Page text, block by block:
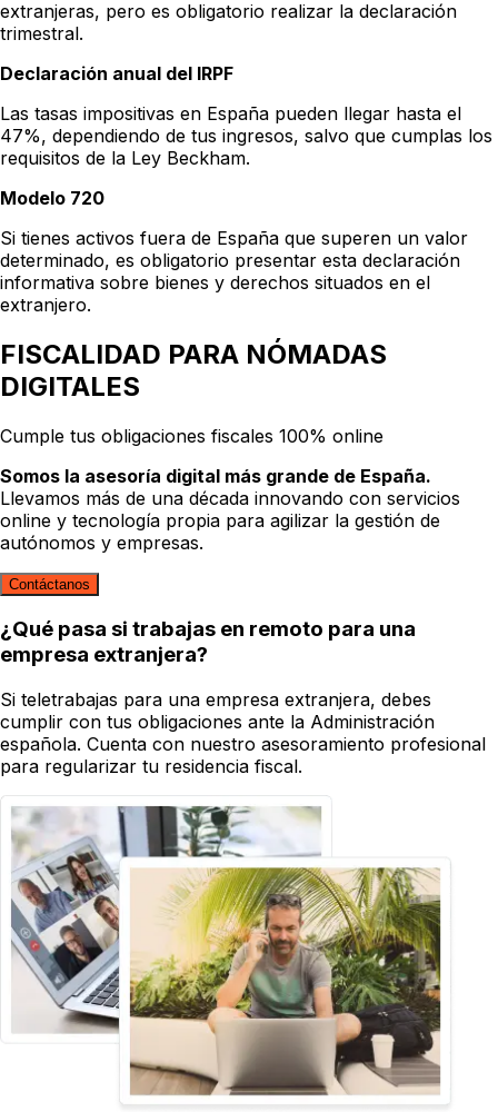
extranjeras, pero es obligatorio realizar la declaración
trimestral.
Declaración anual del IRPF
Las tasas impositivas en España pueden llegar hasta el
47%, dependiendo de tus ingresos, salvo que cumplas los
requisitos de la Ley Beckham.
Modelo 720
Si tienes activos fuera de España que superen un valor
determinado, es obligatorio presentar esta declaración
informativa sobre bienes y derechos situados en el
extranjero.
FISCALIDAD PARA NÓMADAS
DIGITALES
Cumple tus obligaciones fiscales 100% online
Somos la asesoría digital más grande de España.
Llevamos más de una década innovando con servicios
online y tecnología propia para agilizar la gestión de
autónomos y empresas.
Contáctanos
¿Qué pasa si trabajas en remoto para una
empresa extranjera?
Si teletrabajas para una empresa extranjera, debes
cumplir con tus obligaciones ante la Administración
española. Cuenta con nuestro asesoramiento profesional
para regularizar tu residencia fiscal.